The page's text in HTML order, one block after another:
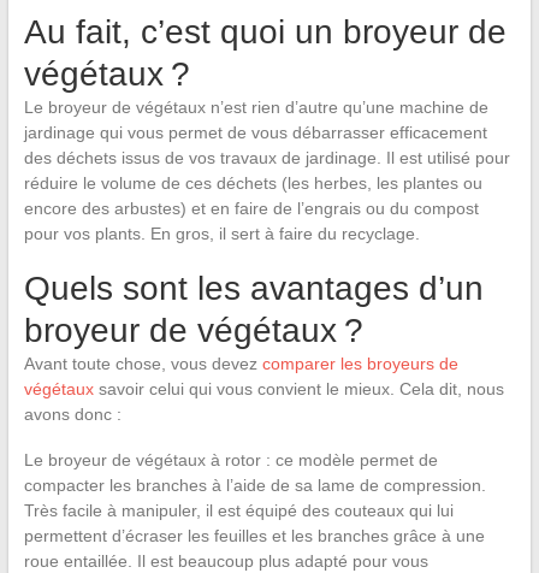
Au fait, c’est quoi un broyeur de
végétaux ?
Le broyeur de végétaux n’est rien d’autre qu’une machine de
jardinage qui vous permet de vous débarrasser efficacement
des déchets issus de vos travaux de jardinage. Il est utilisé pour
réduire le volume de ces déchets (les herbes, les plantes ou
encore des arbustes) et en faire de l’engrais ou du compost
pour vos plants. En gros, il sert à faire du recyclage.
Quels sont les avantages d’un
broyeur de végétaux ?
Avant toute chose, vous devez comparer les broyeurs de
végétauxsavoir celui qui vous convient le mieux. Cela dit, nous
avons donc :
Le broyeur de végétaux à rotor : ce modèle permet de
compacter les branches à l’aide de sa lame de compression.
Très facile à manipuler, il est équipé des couteaux qui lui
permettent d’écraser les feuilles et les branches grâce à une
roue entaillée. Il est beaucoup plus adapté pour vous